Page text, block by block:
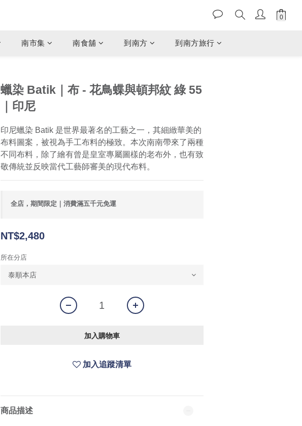
南市集 南食舖 到南方 到南方旅行
蠟染 Batik｜布 - 花鳥蝶與頓邦紋 綠 55
｜印尼
印尼蠟染 Batik 是世界最著名的工藝之一，其細緻華美的
布料圖案，被視為手工布料的極致。本次南南帶來了兩種
不同布料，除了繪有曾是皇室專屬圖樣的老布外，也有致
敬傳統並反映當代工藝師審美的現代布料。
全店，期間限定｜消費滿五千元免運
NT$2,480
所在分店
加入購物車
加入追蹤清單
商品描述